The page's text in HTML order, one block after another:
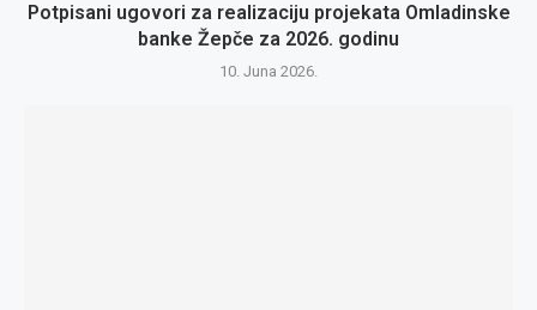
Potpisani ugovori za realizaciju projekata Omladinske
banke Žepče za 2026. godinu
10. Juna 2026.